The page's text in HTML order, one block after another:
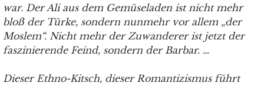
war. Der Ali aus dem Gemüseladen ist nicht mehr
bloß der Türke, sondern nunmehr vor allem „der
Moslem“. Nicht mehr der Zuwanderer ist jetzt der
faszinierende Feind, sondern der Barbar. …
Dieser Ethno-Kitsch, dieser Romantizismus führt